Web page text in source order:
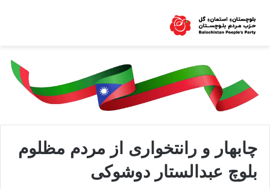
چابهار و رانتخواری از مردم مظلوم
بلوچ عبدالستار دوشوکی